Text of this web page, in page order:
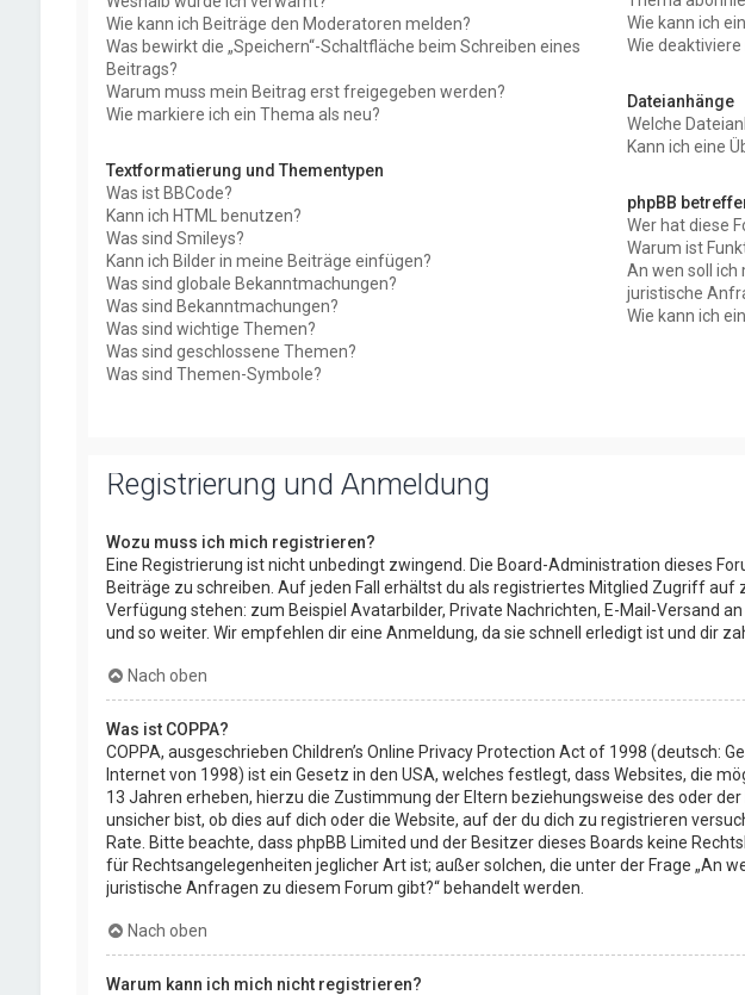
Wie kann ich Beiträge den Moderatoren melden?
Was bewirkt die „Speichern“-Schaltfläche beim Schreiben eines
Beitrags?
Warum muss mein Beitrag erst freigegeben werden?
Wie markiere ich ein Thema als neu?
Textformatierung und Thementypen
Was ist BBCode?
Kann ich HTML benutzen?
Was sind Smileys?
Kann ich Bilder in meine Beiträge einfügen?
Was sind globale Bekanntmachungen?
Was sind Bekanntmachungen?
Was sind wichtige Themen?
Was sind geschlossene Themen?
Was sind Themen-Symbole?
Wie kann ich
Wie
Dateianhänge
Welche
Kann ich eine
phpBB
Wer hat diese
Warum ist
An wen soll ich
juristische
Wie kann ich
Registrierung und Anmeldung
Wozu muss ich mich registrieren?
Eine Registrierung ist nicht unbedingt zwingend. Die Board-Administration dieses
Beiträge zu schreiben. Auf jeden Fall erhältst du als registriertes Mitglied Zugriff auf
Verfügung stehen: zum Beispiel Avatarbilder, Private Nachrichten, E-Mail-Versand
und so weiter. Wir empfehlen dir eine Anmeldung, da sie schnell erledigt ist und dir
Nach oben
Was ist COPPA?
COPPA, ausgeschrieben Children’s Online Privacy Protection Act of 1998 (deutsch:
Internet von 1998) ist ein Gesetz in den USA, welches festlegt, dass Websites, die
13 Jahren erheben, hierzu die Zustimmung der Eltern beziehungsweise des oder
unsicher bist, ob dies auf dich oder die Website, auf der du dich zu registrieren
Rate. Bitte beachte, dass phpBB Limited und der Besitzer dieses Boards keine
für Rechtsangelegenheiten jeglicher Art ist; außer solchen, die unter der Frage „An
juristische Anfragen zu diesem Forum gibt?“ behandelt werden.
Nach oben
Warum kann ich mich nicht registrieren?